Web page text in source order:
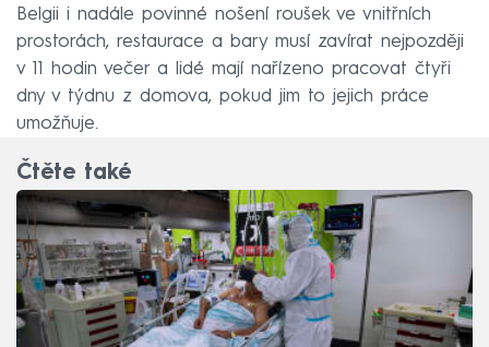
Belgii i nadále povinné nošení roušek ve vnitřních
prostorách, restaurace a bary musí zavírat nejpozději
v 11 hodin večer a lidé mají nařízeno pracovat čtyři
dny v týdnu z domova, pokud jim to jejich práce
umožňuje.
Čtěte také